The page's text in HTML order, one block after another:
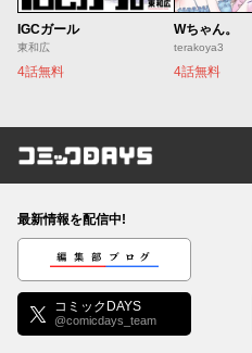
IGCガール
東和広
4話無料
Wちゃん。
terakoya3
4話無料
コミックDAYS
最新情報を配信中!
編集部ブログ
コミックDAYS
@comicdays_team